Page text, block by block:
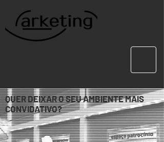
QUER DEIXAR O SEU AMBIENTE MAIS
CONVIDATIVO?